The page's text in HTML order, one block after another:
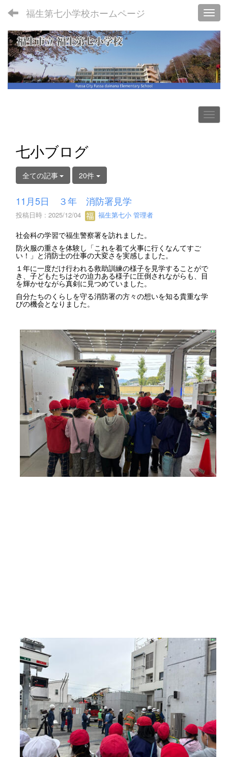
福生第七小学校ホームページ
七小ブログ
全ての記事 20件
11月5日 ３年 消防署見学
投稿日時 : 2025/12/04 福生第七小 管理者
社会科の学習で福生警察署を訪れました。
防火服の重さを体験し「これを着て火事に行くなんてすご
い！」と消防士の仕事の大変さを実感しました。
１年に一度だけ行われる救助訓練の様子を見学することがで
き、子どもたちはその迫力ある様子に圧倒されながらも、目
を輝かせながら真剣に見つめていました。
自分たちのくらしを守る消防署の方々の想いを知る貴重な学
びの機会となりました。